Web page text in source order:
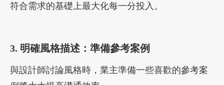
符合需求的基礎上最大化每一分投入。
3. 明確風格描述：準備參考案例
與設計師討論風格時，業主準備一些喜歡的參考案